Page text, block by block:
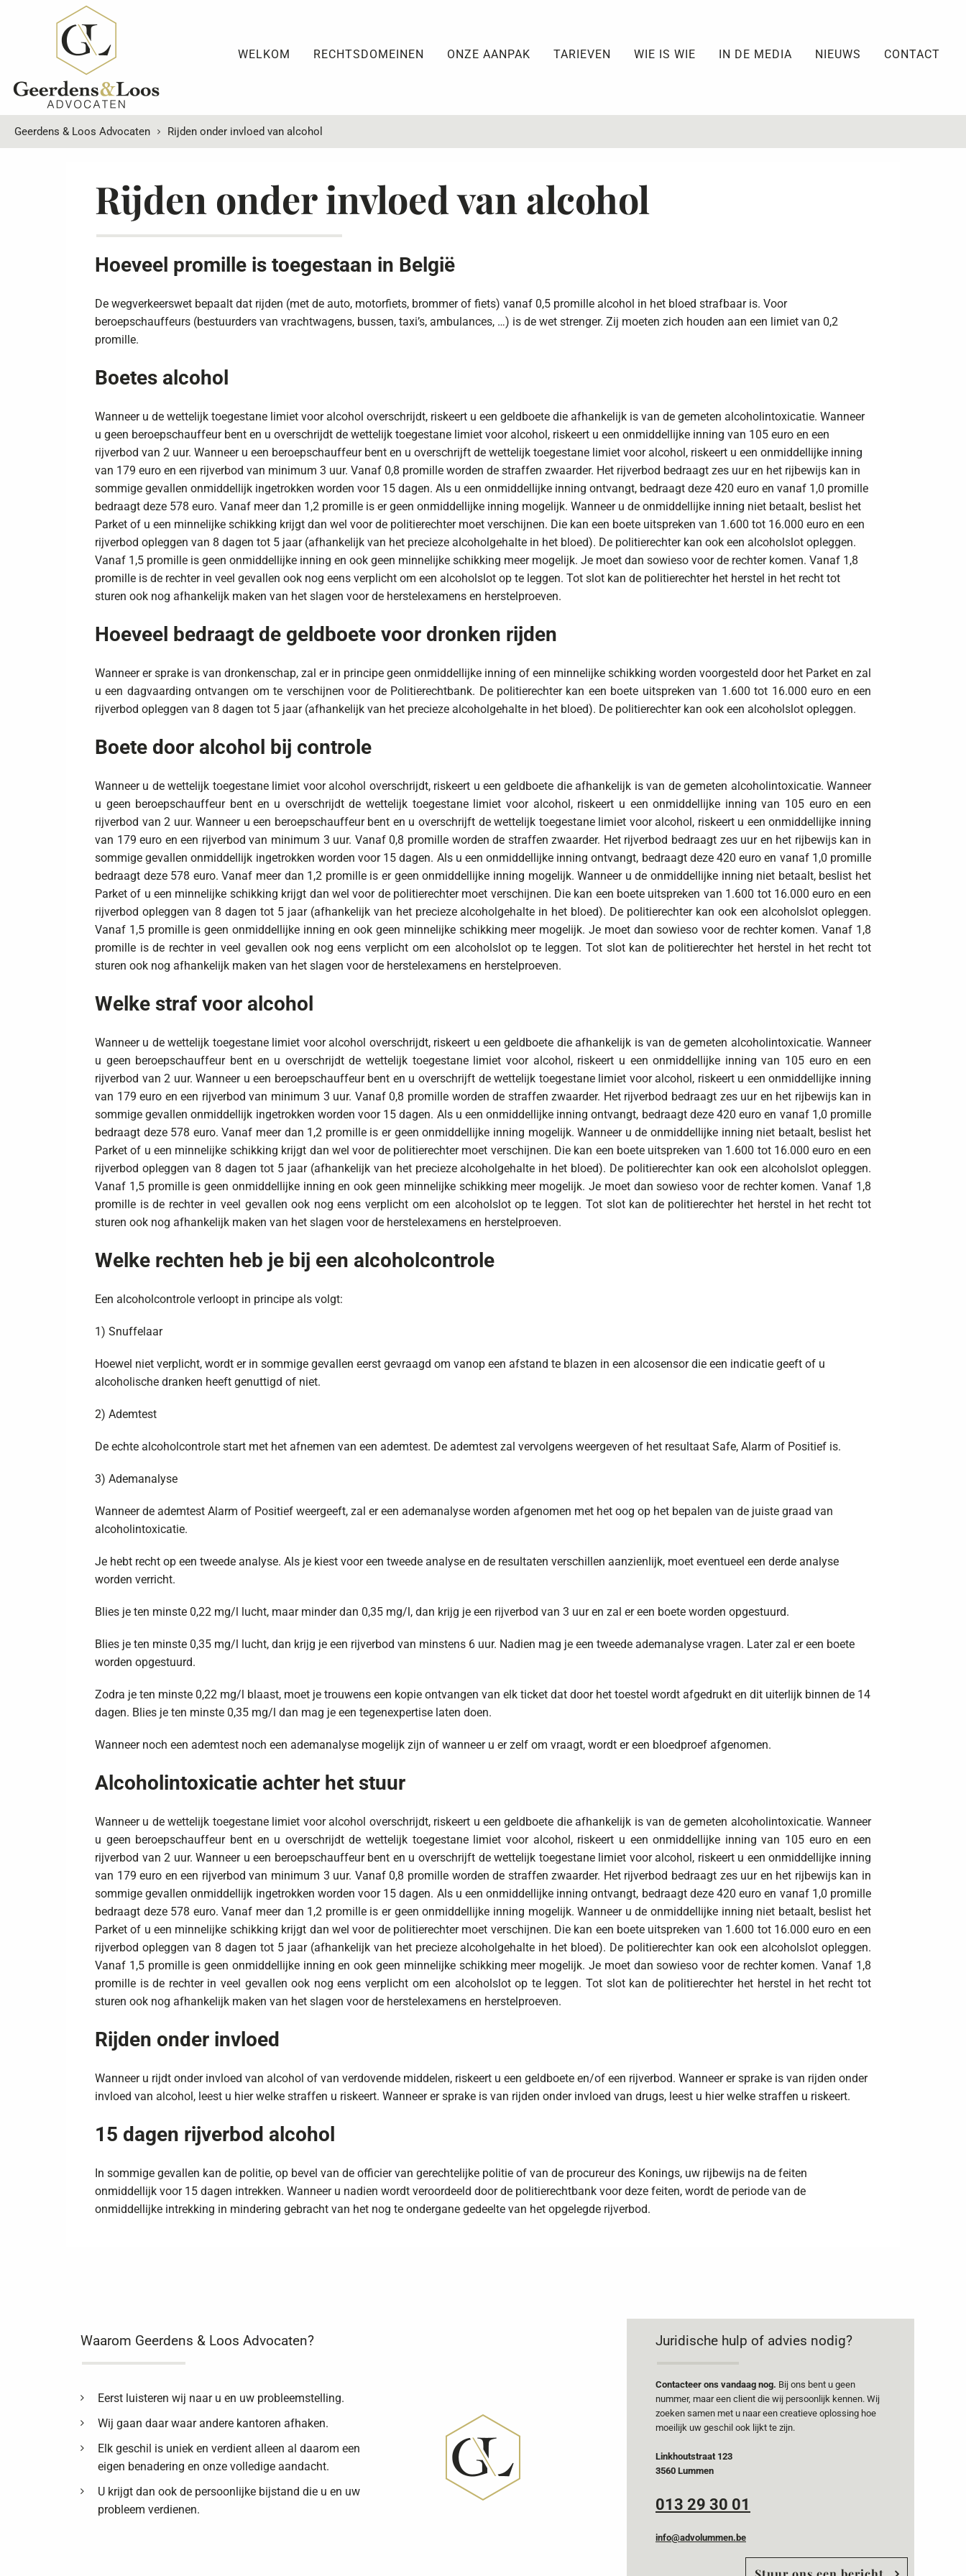
WELKOM RECHTSDOMEINEN ONZE AANPAK TARIEVEN WIE IS WIE IN DE MEDIA NIEUWS CONTACT
Geerdens & Loos Advocaten Rijden onder invloed van alcohol
Rijden onder invloed van alcohol
Hoeveel promille is toegestaan in België
De wegverkeerswet bepaalt dat rijden (met de auto, motorfiets, brommer of fiets) vanaf 0,5 promille alcohol in het bloed strafbaar is. Voor
beroepschauffeurs (bestuurders van vrachtwagens, bussen, taxi’s, ambulances, …) is de wet strenger. Zij moeten zich houden aan een limiet van 0,2
promille.
Boetes alcohol
Wanneer u de wettelijk toegestane limiet voor alcohol overschrijdt, riskeert u een geldboete die afhankelijk is van de gemeten alcoholintoxicatie. Wanneer
u geen beroepschauffeur bent en u overschrijdt de wettelijk toegestane limiet voor alcohol, riskeert u een onmiddellijke inning van 105 euro en een
rijverbod van 2 uur. Wanneer u een beroepschauffeur bent en u overschrijft de wettelijk toegestane limiet voor alcohol, riskeert u een onmiddellijke inning
van 179 euro en een rijverbod van minimum 3 uur. Vanaf 0,8 promille worden de straffen zwaarder. Het rijverbod bedraagt zes uur en het rijbewijs kan in
sommige gevallen onmiddellijk ingetrokken worden voor 15 dagen. Als u een onmiddellijke inning ontvangt, bedraagt deze 420 euro en vanaf 1,0 promille
bedraagt deze 578 euro. Vanaf meer dan 1,2 promille is er geen onmiddellijke inning mogelijk. Wanneer u de onmiddellijke inning niet betaalt, beslist het
Parket of u een minnelijke schikking krijgt dan wel voor de politierechter moet verschijnen. Die kan een boete uitspreken van 1.600 tot 16.000 euro en een
rijverbod opleggen van 8 dagen tot 5 jaar (afhankelijk van het precieze alcoholgehalte in het bloed). De politierechter kan ook een alcoholslot opleggen.
Vanaf 1,5 promille is geen onmiddellijke inning en ook geen minnelijke schikking meer mogelijk. Je moet dan sowieso voor de rechter komen. Vanaf 1,8
promille is de rechter in veel gevallen ook nog eens verplicht om een alcoholslot op te leggen. Tot slot kan de politierechter het herstel in het recht tot
sturen ook nog afhankelijk maken van het slagen voor de herstelexamens en herstelproeven.
Hoeveel bedraagt de geldboete voor dronken rijden
Wanneer er sprake is van dronkenschap, zal er in principe geen onmiddellijke inning of een minnelijke schikking worden voorgesteld door het Parket en zal
u een dagvaarding ontvangen om te verschijnen voor de Politierechtbank. De politierechter kan een boete uitspreken van 1.600 tot 16.000 euro en een
rijverbod opleggen van 8 dagen tot 5 jaar (afhankelijk van het precieze alcoholgehalte in het bloed). De politierechter kan ook een alcoholslot opleggen.
Boete door alcohol bij controle
Wanneer u de wettelijk toegestane limiet voor alcohol overschrijdt, riskeert u een geldboete die afhankelijk is van de gemeten alcoholintoxicatie. Wanneer
u geen beroepschauffeur bent en u overschrijdt de wettelijk toegestane limiet voor alcohol, riskeert u een onmiddellijke inning van 105 euro en een
rijverbod van 2 uur. Wanneer u een beroepschauffeur bent en u overschrijft de wettelijk toegestane limiet voor alcohol, riskeert u een onmiddellijke inning
van 179 euro en een rijverbod van minimum 3 uur. Vanaf 0,8 promille worden de straffen zwaarder. Het rijverbod bedraagt zes uur en het rijbewijs kan in
sommige gevallen onmiddellijk ingetrokken worden voor 15 dagen. Als u een onmiddellijke inning ontvangt, bedraagt deze 420 euro en vanaf 1,0 promille
bedraagt deze 578 euro. Vanaf meer dan 1,2 promille is er geen onmiddellijke inning mogelijk. Wanneer u de onmiddellijke inning niet betaalt, beslist het
Parket of u een minnelijke schikking krijgt dan wel voor de politierechter moet verschijnen. Die kan een boete uitspreken van 1.600 tot 16.000 euro en een
rijverbod opleggen van 8 dagen tot 5 jaar (afhankelijk van het precieze alcoholgehalte in het bloed). De politierechter kan ook een alcoholslot opleggen.
Vanaf 1,5 promille is geen onmiddellijke inning en ook geen minnelijke schikking meer mogelijk. Je moet dan sowieso voor de rechter komen. Vanaf 1,8
promille is de rechter in veel gevallen ook nog eens verplicht om een alcoholslot op te leggen. Tot slot kan de politierechter het herstel in het recht tot
sturen ook nog afhankelijk maken van het slagen voor de herstelexamens en herstelproeven.
Welke straf voor alcohol
Wanneer u de wettelijk toegestane limiet voor alcohol overschrijdt, riskeert u een geldboete die afhankelijk is van de gemeten alcoholintoxicatie. Wanneer
u geen beroepschauffeur bent en u overschrijdt de wettelijk toegestane limiet voor alcohol, riskeert u een onmiddellijke inning van 105 euro en een
rijverbod van 2 uur. Wanneer u een beroepschauffeur bent en u overschrijft de wettelijk toegestane limiet voor alcohol, riskeert u een onmiddellijke inning
van 179 euro en een rijverbod van minimum 3 uur. Vanaf 0,8 promille worden de straffen zwaarder. Het rijverbod bedraagt zes uur en het rijbewijs kan in
sommige gevallen onmiddellijk ingetrokken worden voor 15 dagen. Als u een onmiddellijke inning ontvangt, bedraagt deze 420 euro en vanaf 1,0 promille
bedraagt deze 578 euro. Vanaf meer dan 1,2 promille is er geen onmiddellijke inning mogelijk. Wanneer u de onmiddellijke inning niet betaalt, beslist het
Parket of u een minnelijke schikking krijgt dan wel voor de politierechter moet verschijnen. Die kan een boete uitspreken van 1.600 tot 16.000 euro en een
rijverbod opleggen van 8 dagen tot 5 jaar (afhankelijk van het precieze alcoholgehalte in het bloed). De politierechter kan ook een alcoholslot opleggen.
Vanaf 1,5 promille is geen onmiddellijke inning en ook geen minnelijke schikking meer mogelijk. Je moet dan sowieso voor de rechter komen. Vanaf 1,8
promille is de rechter in veel gevallen ook nog eens verplicht om een alcoholslot op te leggen. Tot slot kan de politierechter het herstel in het recht tot
sturen ook nog afhankelijk maken van het slagen voor de herstelexamens en herstelproeven.
Welke rechten heb je bij een alcoholcontrole
Een alcoholcontrole verloopt in principe als volgt:
1) Snuffelaar
Hoewel niet verplicht, wordt er in sommige gevallen eerst gevraagd om vanop een afstand te blazen in een alcosensor die een indicatie geeft of u
alcoholische dranken heeft genuttigd of niet.
2) Ademtest
De echte alcoholcontrole start met het afnemen van een ademtest. De ademtest zal vervolgens weergeven of het resultaat Safe, Alarm of Positief is.
3) Ademanalyse
Wanneer de ademtest Alarm of Positief weergeeft, zal er een ademanalyse worden afgenomen met het oog op het bepalen van de juiste graad van
alcoholintoxicatie.
Je hebt recht op een tweede analyse. Als je kiest voor een tweede analyse en de resultaten verschillen aanzienlijk, moet eventueel een derde analyse
worden verricht.
Blies je ten minste 0,22 mg/l lucht, maar minder dan 0,35 mg/l, dan krijg je een rijverbod van 3 uur en zal er een boete worden opgestuurd.
Blies je ten minste 0,35 mg/l lucht, dan krijg je een rijverbod van minstens 6 uur. Nadien mag je een tweede ademanalyse vragen. Later zal er een boete
worden opgestuurd.
Zodra je ten minste 0,22 mg/l blaast, moet je trouwens een kopie ontvangen van elk ticket dat door het toestel wordt afgedrukt en dit uiterlijk binnen de 14
dagen. Blies je ten minste 0,35 mg/l dan mag je een tegenexpertise laten doen.
Wanneer noch een ademtest noch een ademanalyse mogelijk zijn of wanneer u er zelf om vraagt, wordt er een bloedproef afgenomen.
Alcoholintoxicatie achter het stuur
Wanneer u de wettelijk toegestane limiet voor alcohol overschrijdt, riskeert u een geldboete die afhankelijk is van de gemeten alcoholintoxicatie. Wanneer
u geen beroepschauffeur bent en u overschrijdt de wettelijk toegestane limiet voor alcohol, riskeert u een onmiddellijke inning van 105 euro en een
rijverbod van 2 uur. Wanneer u een beroepschauffeur bent en u overschrijft de wettelijk toegestane limiet voor alcohol, riskeert u een onmiddellijke inning
van 179 euro en een rijverbod van minimum 3 uur. Vanaf 0,8 promille worden de straffen zwaarder. Het rijverbod bedraagt zes uur en het rijbewijs kan in
sommige gevallen onmiddellijk ingetrokken worden voor 15 dagen. Als u een onmiddellijke inning ontvangt, bedraagt deze 420 euro en vanaf 1,0 promille
bedraagt deze 578 euro. Vanaf meer dan 1,2 promille is er geen onmiddellijke inning mogelijk. Wanneer u de onmiddellijke inning niet betaalt, beslist het
Parket of u een minnelijke schikking krijgt dan wel voor de politierechter moet verschijnen. Die kan een boete uitspreken van 1.600 tot 16.000 euro en een
rijverbod opleggen van 8 dagen tot 5 jaar (afhankelijk van het precieze alcoholgehalte in het bloed). De politierechter kan ook een alcoholslot opleggen.
Vanaf 1,5 promille is geen onmiddellijke inning en ook geen minnelijke schikking meer mogelijk. Je moet dan sowieso voor de rechter komen. Vanaf 1,8
promille is de rechter in veel gevallen ook nog eens verplicht om een alcoholslot op te leggen. Tot slot kan de politierechter het herstel in het recht tot
sturen ook nog afhankelijk maken van het slagen voor de herstelexamens en herstelproeven.
Rijden onder invloed
Wanneer u rijdt onder invloed van alcohol of van verdovende middelen, riskeert u een geldboete en/of een rijverbod. Wanneer er sprake is van rijden onder
invloed van alcohol, leest u hier welke straffen u riskeert. Wanneer er sprake is van rijden onder invloed van drugs, leest u hier welke straffen u riskeert.
15 dagen rijverbod alcohol
In sommige gevallen kan de politie, op bevel van de officier van gerechtelijke politie of van de procureur des Konings, uw rijbewijs na de feiten
onmiddellijk voor 15 dagen intrekken. Wanneer u nadien wordt veroordeeld door de politierechtbank voor deze feiten, wordt de periode van de
onmiddellijke intrekking in mindering gebracht van het nog te ondergane gedeelte van het opgelegde rijverbod.
Waarom Geerdens & Loos Advocaten?
Eerst luisteren wij naar u en uw probleemstelling.
Wij gaan daar waar andere kantoren afhaken.
Elk geschil is uniek en verdient alleen al daarom een
eigen benadering en onze volledige aandacht.
U krijgt dan ook de persoonlijke bijstand die u en uw
probleem verdienen.
Juridische hulp of advies nodig?
Contacteer ons vandaag nog. Bij ons bent u geen
nummer, maar een client die wij persoonlijk kennen. Wij
zoeken samen met u naar een creatieve oplossing hoe
moeilijk uw geschil ook lijkt te zijn.
Linkhoutstraat 123
3560 Lummen
013 29 30 01
info@advolummen.be